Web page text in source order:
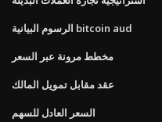
الرسوم البيانية bitcoin aud
مخطط مرونة عبر السعر
عقد مقابل تمويل المالك
السعر العادل للسهم